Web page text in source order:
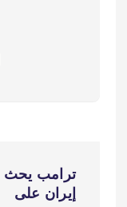
ص
ترامب يحث
إيران على